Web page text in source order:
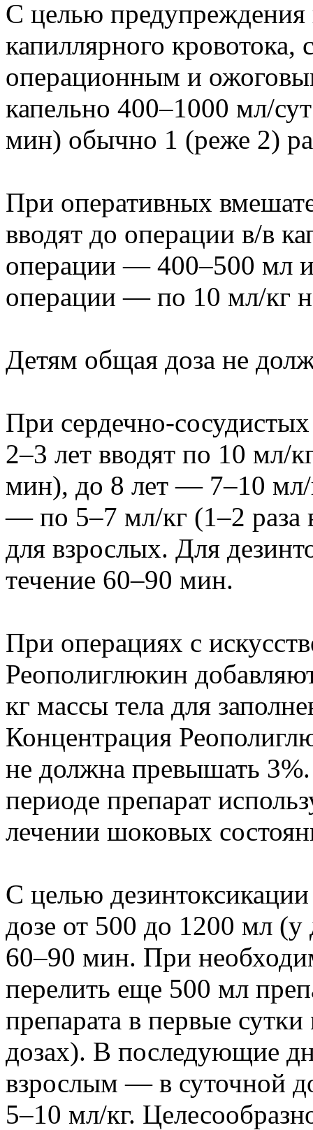
С целью
капиллярного кровотока,
операционным и
капельно 400–1000 мл/
мин) обычно 1 (реже 2)
При оперативных
вводят до операции в/в
операции — 400–500 мл
операции — по 10 мл/кг
Детям общая доза не
При сердечно-
2–3 лет вводят по 10 мл/
мин), до 8 лет — 7–10 мл/
— по 5–7 мл/кг (1–2 раза
для взрослых. Для
течение 60–90 мин.
При операциях с
Реополиглюкин
кг массы тела для
Концентрация
не должна превышать
периоде препарат
лечении шоковых
С целью
дозе от 500 до 1200 мл (у
60–90 мин. При
перелить еще 500 мл
препарата в первые
дозах). В последующие
взрослым — в суточной
5–10 мл/кг.